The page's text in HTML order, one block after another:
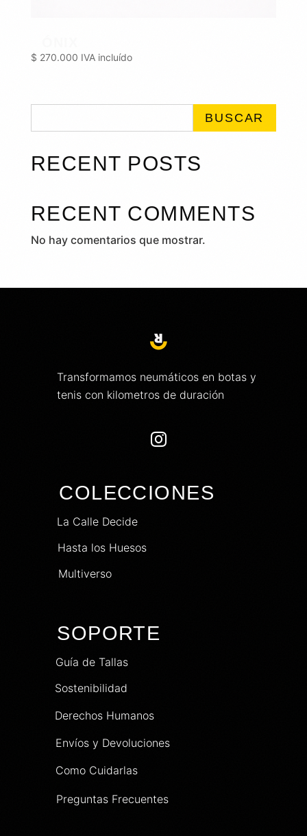
$ 270.000 IVA incluído
BUSCAR
RECENT POSTS
RECENT COMMENTS
No hay comentarios que mostrar.
Transformamos neumáticos en botas y
tenis con kilometros de duración

COLECCIONES
La Calle Decide
Hasta los Huesos
Multiverso
SOPORTE
Guía de Tallas
Sostenibilidad
Derechos Humanos
Envíos y Devoluciones
Como Cuidarlas
Preguntas Frecuentes